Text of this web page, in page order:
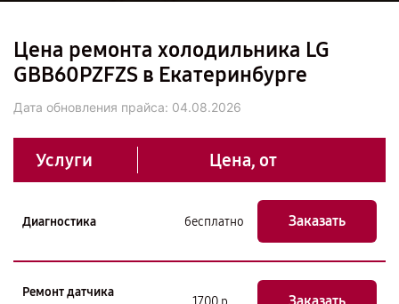
Цена ремонта холодильника LG
GBB60PZFZS в Екатеринбурге
Дата обновления прайса: 04.08.2026
Услуги Цена, от
Диагностика бесплатно Заказать
Ремонт датчика